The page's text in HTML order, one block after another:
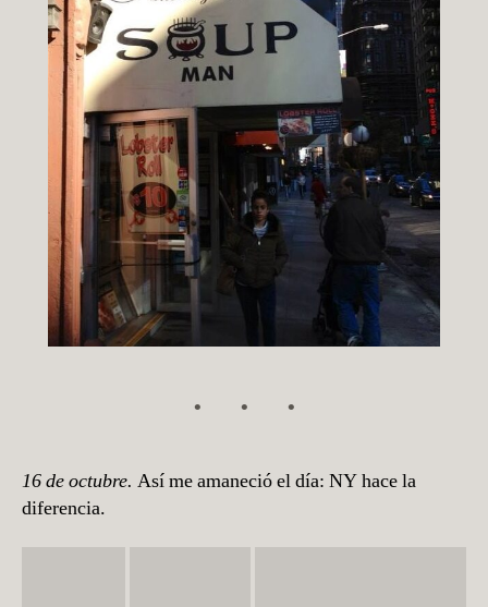
16 de octubre. Así me amaneció el día: NY hace la
diferencia.